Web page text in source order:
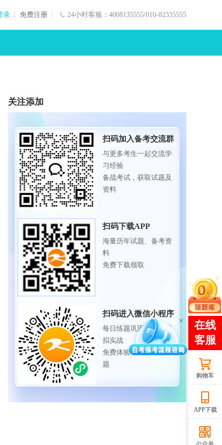
24小时客服：4008135555/010-82335555
录 免费注册
关注添加
扫码加入备考交流群
与更多考生一起交流学
习经验
备战考试，获取试题及
资料
扫码下载APP
海量历年试题、备考资
料
免费下载领取
扫码进入微信小程序
每日练题巩固、考前模
拟实战
免费体验自考365海量试
题
购物车
APP下载